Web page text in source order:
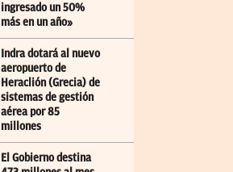
ingresado un 50%
más en un año»
Indra dotará al nuevo
aeropuerto de
Heraclión (Grecia) de
sistemas de gestión
aérea por 85
millones
El Gobierno destina